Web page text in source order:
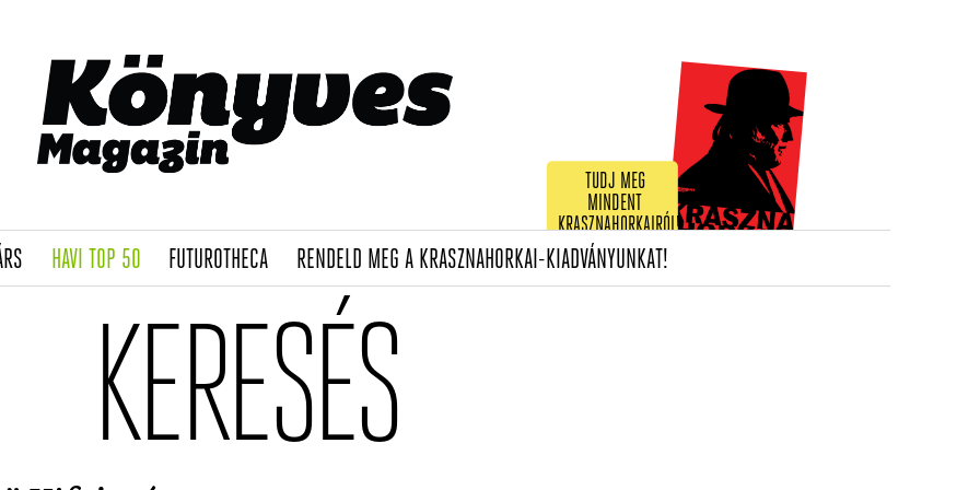
TUDJ MEG
MINDENT
KRASZNAHORKAIRÓL!
(CURRENT)
HAVI TOP 50(CURRENT)
FUTUROTHECA(CURRENT)
RENDELD MEG A KRASZNAHORKAI-KIADVÁNYUNKAT!(CURRENT)
KERESÉS